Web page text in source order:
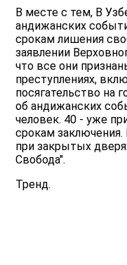
В месте с тем, В
андижанских
срокам лишения
заявлении
что все они
преступлениях,
посягательство на
об андижанских
человек. 40 - уже
срокам
при закрытых
Свобода".
Тренд.